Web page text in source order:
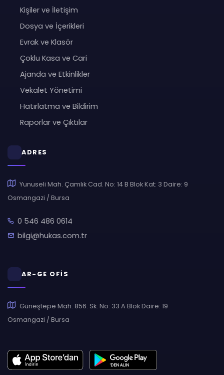
Kişiler ve İletişim
Dosya ve İçerikleri
Evrak ve Klasör
Çoklu Kasa ve Cari
Ajanda ve Etkinlikler
Vekalet Yönetimi
Hatırlatma ve Bildirim
Raporlar ve Çıktılar
ADRES
Yunuseli Mah. Çamlık Cad. No: 14 B Blok Kat: 3 Daire: 9
Osmangazi / Bursa
0 546 486 0614
bilgi@hukas.com.tr
AR-GE OFİS
Güneştepe Mah. 856. Sk. No: 33 A Blok Daire: 19
Osmangazi / Bursa